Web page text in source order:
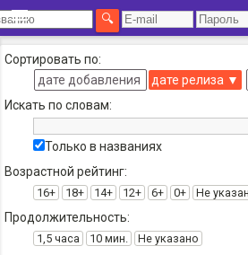
Сортировать по:
дате добавления
дате релиза ▼
Искать по словам:
Только в названиях
Возрастной рейтинг:
16+ 18+ 14+ 12+ 6+ 0+ Не
Продолжительность:
1,5 часа 10 мин. Не указано